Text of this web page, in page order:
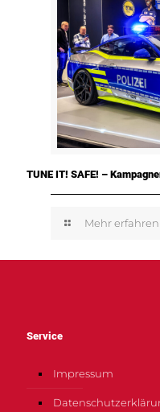
TUNE IT! SAFE! –
Mehr erfahren
Service
Impressum